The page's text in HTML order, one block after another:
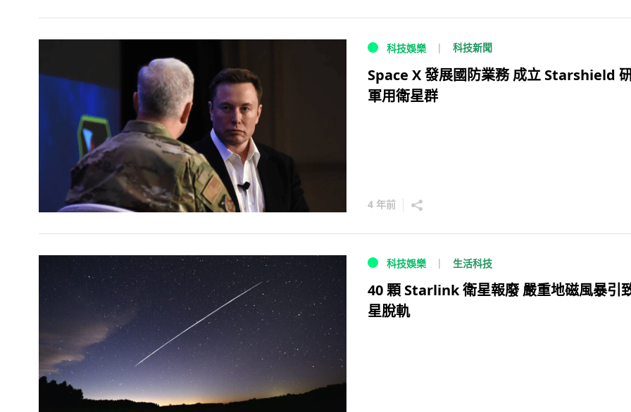
科技娛樂 科技新聞
Space X 發展國防業務 成立 Starshield
軍用衛星群
4 年前
科技娛樂 生活科技
40 顆 Starlink 衛星報廢 嚴重地磁風暴引
星脫軌